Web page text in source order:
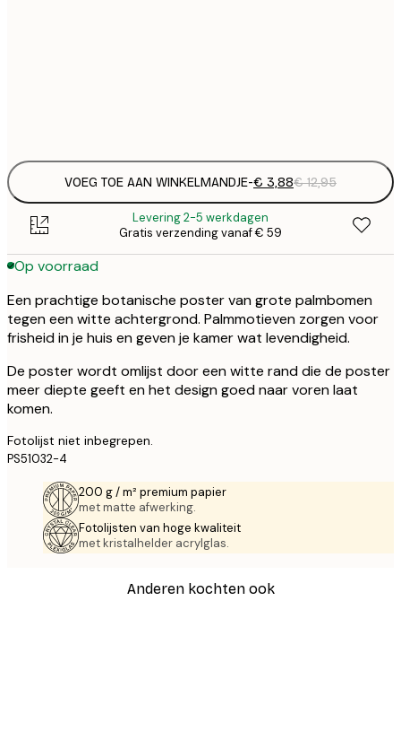
VOEG TOE AAN WINKELMANDJE-€ 3,88€ 12,95
Levering 2-5 werkdagen
Gratis verzending vanaf € 59
Op voorraad
Een prachtige botanische poster van grote palmbomen
tegen een witte achtergrond. Palmmotieven zorgen voor
frisheid in je huis en geven je kamer wat levendigheid.
De poster wordt omlijst door een witte rand die de poster
meer diepte geeft en het design goed naar voren laat
komen.
Fotolijst niet inbegrepen.
PS51032-4
200 g / m² premium papier
met matte afwerking.
Fotolijsten van hoge kwaliteit
met kristalhelder acrylglas.
Anderen kochten ook